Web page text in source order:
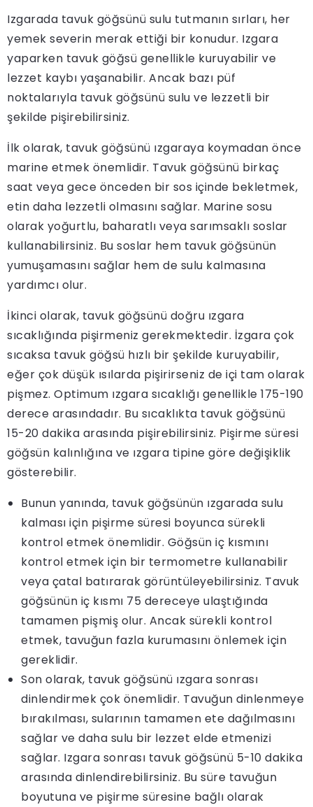
Izgarada tavuk göğsünü sulu tutmanın sırları, her
yemek severin merak ettiği bir konudur. Izgara
yaparken tavuk göğsü genellikle kuruyabilir ve
lezzet kaybı yaşanabilir. Ancak bazı püf
noktalarıyla tavuk göğsünü sulu ve lezzetli bir
şekilde pişirebilirsiniz.
İlk olarak, tavuk göğsünü ızgaraya koymadan önce
marine etmek önemlidir. Tavuk göğsünü birkaç
saat veya gece önceden bir sos içinde bekletmek,
etin daha lezzetli olmasını sağlar. Marine sosu
olarak yoğurtlu, baharatlı veya sarımsaklı soslar
kullanabilirsiniz. Bu soslar hem tavuk göğsünün
yumuşamasını sağlar hem de sulu kalmasına
yardımcı olur.
İkinci olarak, tavuk göğsünü doğru ızgara
sıcaklığında pişirmeniz gerekmektedir. İzgara çok
sıcaksa tavuk göğsü hızlı bir şekilde kuruyabilir,
eğer çok düşük ısılarda pişirirseniz de içi tam olarak
pişmez. Optimum ızgara sıcaklığı genellikle 175-190
derece arasındadır. Bu sıcaklıkta tavuk göğsünü
15-20 dakika arasında pişirebilirsiniz. Pişirme süresi
göğsün kalınlığına ve ızgara tipine göre değişiklik
gösterebilir.
Bunun yanında, tavuk göğsünün ızgarada sulu
kalması için pişirme süresi boyunca sürekli
kontrol etmek önemlidir. Göğsün iç kısmını
kontrol etmek için bir termometre kullanabilir
veya çatal batırarak görüntüleyebilirsiniz. Tavuk
göğsünün iç kısmı 75 dereceye ulaştığında
tamamen pişmiş olur. Ancak sürekli kontrol
etmek, tavuğun fazla kurumasını önlemek için
gereklidir.
Son olarak, tavuk göğsünü ızgara sonrası
dinlendirmek çok önemlidir. Tavuğun dinlenmeye
bırakılması, sularının tamamen ete dağılmasını
sağlar ve daha sulu bir lezzet elde etmenizi
sağlar. Izgara sonrası tavuk göğsünü 5-10 dakika
arasında dinlendirebilirsiniz. Bu süre tavuğun
boyutuna ve pişirme süresine bağlı olarak